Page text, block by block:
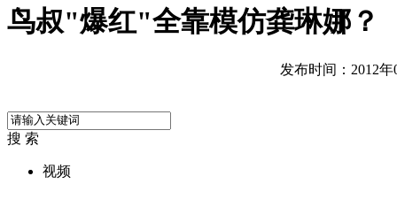
鸟叔"爆红"全靠模仿龚琳娜？
发布时间：2012年
搜 索
视频